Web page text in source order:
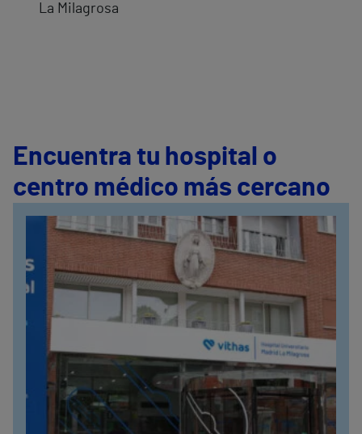
La Milagrosa
Encuentra tu hospital o
centro médico más cercano